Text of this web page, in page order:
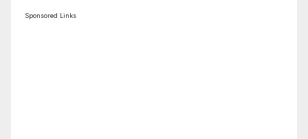
Sponsored Links